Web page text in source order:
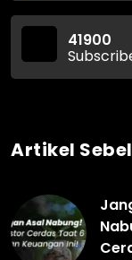
41900
Artikel